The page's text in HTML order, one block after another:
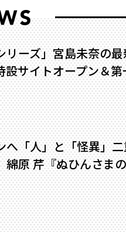
ーズ」宮島未奈の
サイトオープン＆
――「人」と「怪異」
原 芹『ぬひんさま